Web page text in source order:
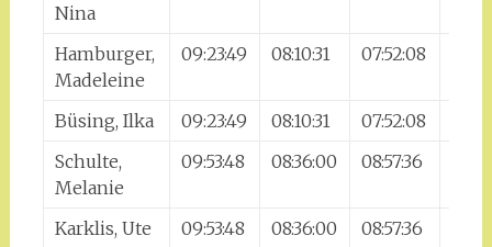
Nina
Hamburger,
Madeleine
09:23:49 08:10:31 07:52:08
Büsing, Ilka 09:23:49 08:10:31 07:52:08
Schulte,
Melanie
09:53:48 08:36:00 08:57:36
Karklis, Ute 09:53:48 08:36:00 08:57:36